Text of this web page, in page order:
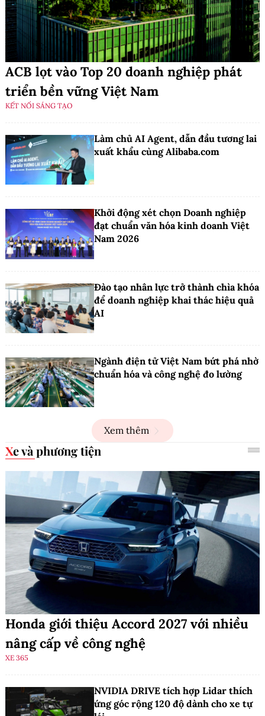
ACB lọt vào Top 20 doanh nghiệp phát
triển bền vững Việt Nam
KẾT NỐI SÁNG TẠO
Làm chủ AI Agent, dẫn đầu tương lai
xuất khẩu cùng Alibaba.com
Khởi động xét chọn Doanh nghiệp
đạt chuẩn văn hóa kinh doanh Việt
Nam 2026
Đào tạo nhân lực trở thành chìa khóa
để doanh nghiệp khai thác hiệu quả
AI
Ngành điện tử Việt Nam bứt phá nhờ
chuẩn hóa và công nghệ đo lường
Xem thêm
Xe và phương tiện
Honda giới thiệu Accord 2027 với nhiều
nâng cấp về công nghệ
XE 365
NVIDIA DRIVE tích hợp Lidar thích
ứng góc rộng 120 độ dành cho xe tự